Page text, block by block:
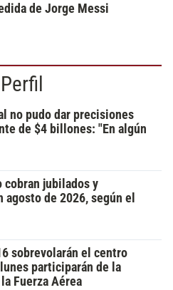
de Jorge Messi
no pudo dar precisiones
de $4 billones: "En algún
cobran jubilados y
agosto de 2026, según el
sobrevolarán el centro
participarán de la
Fuerza Aérea